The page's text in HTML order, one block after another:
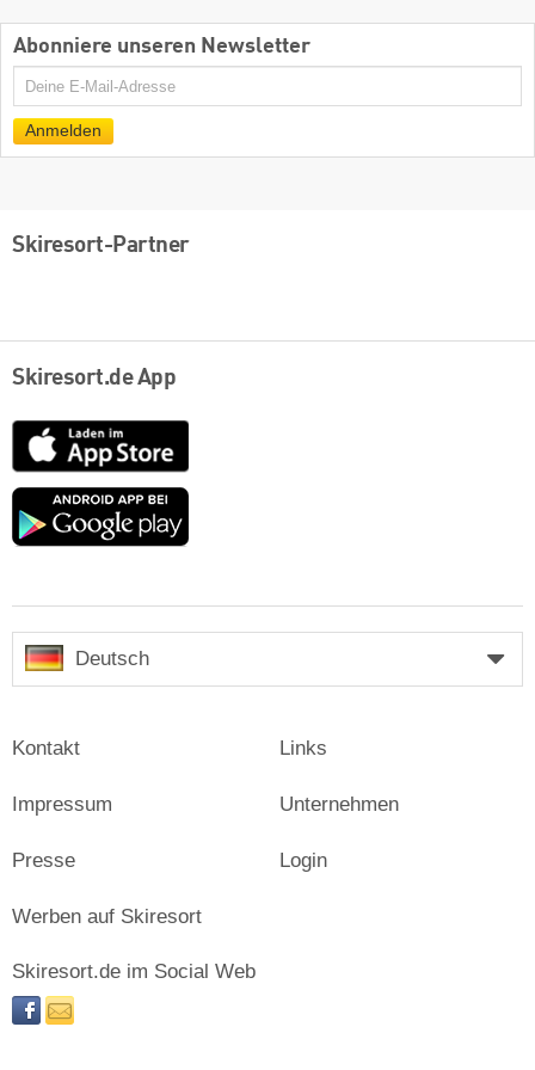
Abonniere unseren Newsletter
E-
Anmelden
Skiresort-Partner
Skiresort.de App
App
Store
Google
Deutsch
Kontakt
Impressum
Presse
Links
Unternehmen
Login
Werben auf Skiresort
Skiresort.de im Social Web
facebooknewsletter